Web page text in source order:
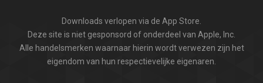
Downloads verlopen via de App Store.
Deze site is niet gesponsord of onderdeel van Apple, Inc.
Alle handelsmerken waarnaar hierin wordt verwezen zijn het
eigendom van hun respectievelijke eigenaren.